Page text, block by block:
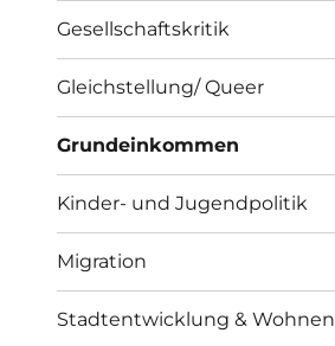
Gesellschaftskritik
Gleichstellung/ Queer
Grundeinkommen
Kinder- und Jugendpolitik
Migration
Stadtentwicklung & Wohnen